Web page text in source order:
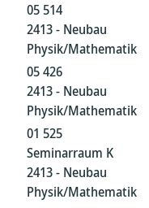
05 514
2413 - Neubau
Physik/Mathematik
05 426
2413 - Neubau
Physik/Mathematik
01 525
Seminarraum K
2413 - Neubau
Physik/Mathematik